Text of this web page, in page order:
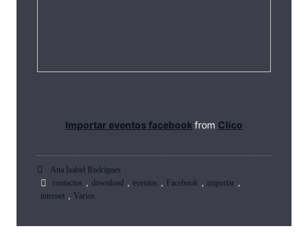
Importar eventos facebook from Clico
Ana Isabel Rodrigues
contactos , download , eventos , Facebook , importar ,
internet , Varios